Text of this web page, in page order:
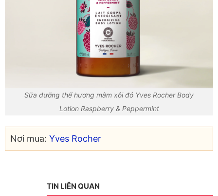
Sữa dưỡng thể hương mâm xôi đỏ Yves Rocher Body
Lotion Raspberry & Peppermint
Nơi mua: Yves Rocher
TIN LIÊN QUAN